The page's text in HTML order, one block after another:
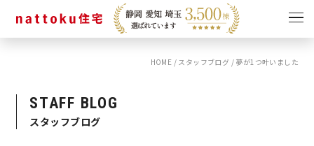
キャンペーン
ショールーム
HOME / スタッフブログ / 夢が1つ叶いました
STAFF BLOG
スタッフブログ